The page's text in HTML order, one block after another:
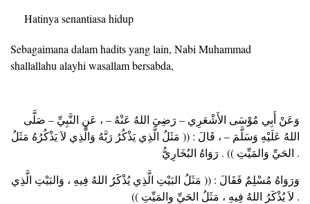
Hatinya senantiasa hidup
Sebagaimana dalam hadits yang lain, Nabi Muhammad
shallallahu alayhi wasallam bersabda,
وَعَنْ أَبِي مُوْسَى الأَشْعَرِي – رَضِيَ اللهُ عَنْهُ – ، عَنِ النَّبِيِّ – صَلَّى
اللهُ عَلَيْهِ وَسَلَّمَ – ، قَالَ : (( مَثَلُ الَّذِي يَذْكُرُ رَبَّهُ وَالَّذِي لاَ يَذْكُرُهُ مَثَلُ
الحَيِّ وَالمَيِّتِ )) . رَوَاهُ البُخَارِيُّ .
وَرَوَاهُ مُسْلِمٌ فَقَالَ : (( مَثَلُ البَيْتِ الَّذِي يُذْكَرُ اللهُ فِيهِ ، وَالبَيْتِ الَّذِي
لاَ يُذْكَرُ اللهُ فِيهِ ، مَثَلُ الحَيِّ والمَيِّتِ )) .